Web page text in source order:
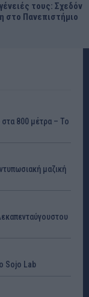
τους: Σχεδόν
στο Πανεπιστήμιο
800 μέτρα – Το
μαζική
Sojo Lab